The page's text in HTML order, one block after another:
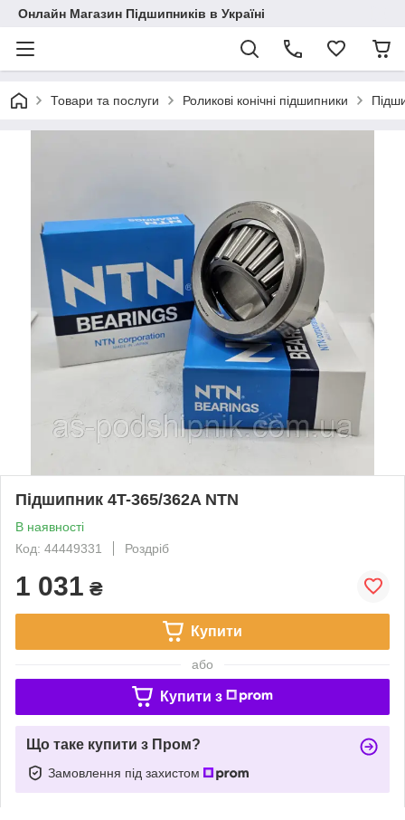
Онлайн Магазин Підшипників в Україні
Товари та послуги Роликові конічні підшипники
Підшипник 4T-365/362A NTN
В наявності
Код: 44449331
Роздріб
1 031 ₴
Купити
або
Купити з
Що таке купити з Пром?
Замовлення під захистом